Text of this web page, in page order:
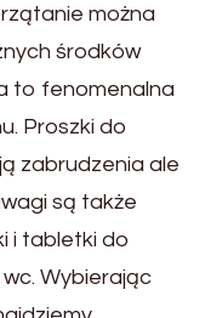
można
środków
to fenomenalna
Proszki do
zabrudzenia ale
są także
i tabletki do
Wybierając